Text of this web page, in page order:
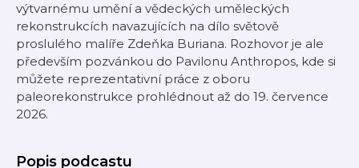
výtvarnému umění a vědeckých uměleckých
rekonstrukcích navazujících na dílo světově
proslulého malíře Zdeňka Buriana. Rozhovor je ale
především pozvánkou do Pavilonu Anthropos, kde si
můžete reprezentativní práce z oboru
paleorekonstrukce prohlédnout až do 19. července
2026.
Popis podcastu